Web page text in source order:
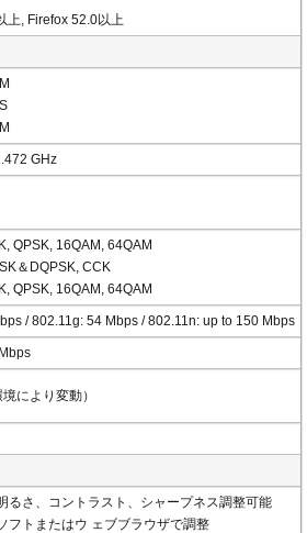
上, Firefox 52.0以上
GHz
QPSK, 16QAM, 64QAM
＆DQPSK, CCK
QPSK, 16QAM, 64QAM
/ 802.11g: 54 Mbps / 802.11n: up to 150 Mbps
により変動）
るさ、コントラスト、シャープネス調整可能
フトまたはウ ェブブラウザで調整